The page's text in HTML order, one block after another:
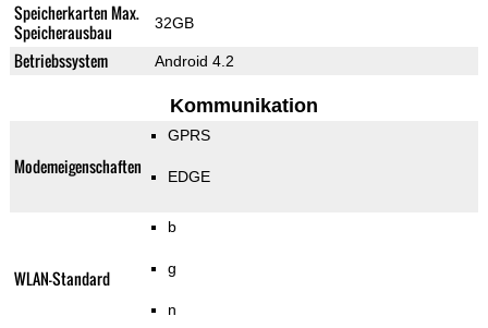
Speicherkarten Max.
Speicherausbau
32GB
Betriebssystem Android 4.2
Kommunikation
Modemeigenschaften
GPRS
EDGE
WLAN-Standard
b
g
n